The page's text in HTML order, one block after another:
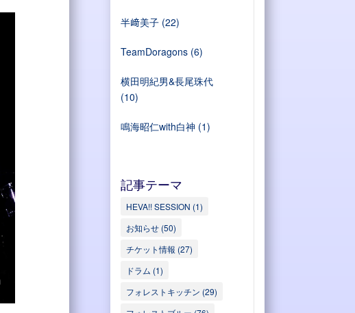
半﨑美子(22)
TeamDoragons(6)
横田明紀男&長尾珠代
(10)
鳴海昭仁with白神 (1)
記事テーマ
HEVA!! SESSION (1)
お知らせ(50)
チケット情報 (27)
ドラム (1)
フォレストキッチン (29)